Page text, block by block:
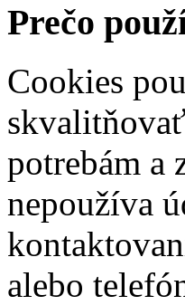
Prečo
Cookies
potrebám a
nepoužíva
alebo